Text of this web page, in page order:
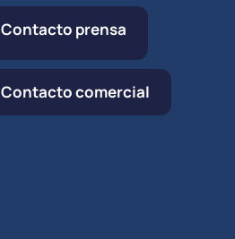
Contacto prensa
Contacto comercial